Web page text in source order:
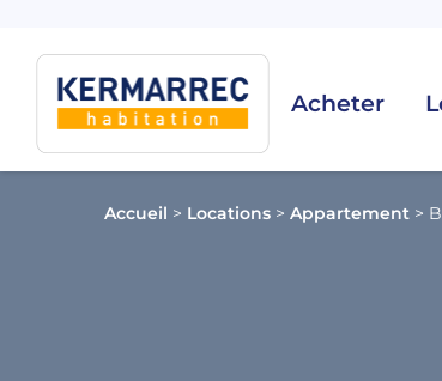
Acheter
Accueil > Locations > Appartement >